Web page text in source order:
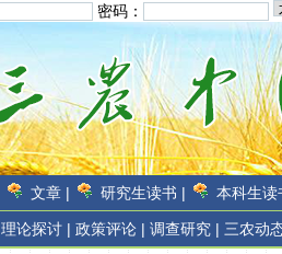
密码：
文章 | 研究生读书 | 本科生读
理论探讨 | 政策评论 | 调查研究 | 三农动